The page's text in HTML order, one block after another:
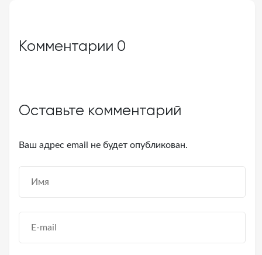
Комментарии 0
Оставьте комментарий
Ваш адрес email не будет опубликован.